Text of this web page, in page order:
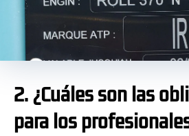
2. ¿Cuáles son las
para los